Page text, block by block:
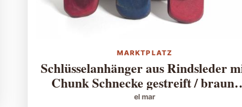
MARKTPLATZ
Schlüsselanhänger aus Rindsleder
Chunk Schnecke gestreift / braun,
grau, grün
el mar